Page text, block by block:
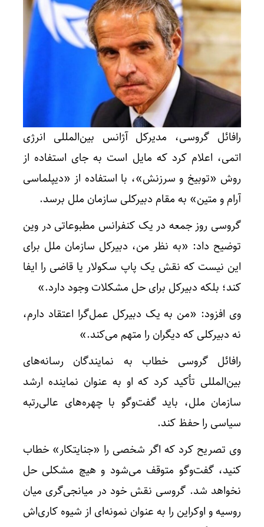
رافائل گروسی، مدیرکل آژانس بین‌المللی انرژی
اتمی، اعلام کرد که مایل است به جای استفاده از
روش «توبیخ و سرزنش»، با استفاده از «دیپلماسی
آرام و متین» به مقام دبیرکلی سازمان ملل برسد.
گروسی روز جمعه در یک کنفرانس مطبوعاتی در وین
توضیح داد: «به نظر من، دبیرکل سازمان ملل برای
این نیست که نقش یک پاپ سکولار یا قاضی را ایفا
کند؛ بلکه دبیرکل برای حل مشکلات وجود دارد.»
وی افزود: «من به یک دبیرکل عمل‌گرا اعتقاد دارم،
نه دبیرکلی که دیگران را متهم می‌کند.»
رافائل گروسی خطاب به نمایندگان رسانه‌های
بین‌المللی تأکید کرد که او به عنوان نماینده ارشد
سازمان ملل، باید گفت‌وگو با چهره‌های عالی‌رتبه
سیاسی را حفظ کند.
وی تصریح کرد که اگر شخصی را «جنایتکار» خطاب
کنید، گفت‌وگو متوقف می‌شود و هیچ مشکلی حل
نخواهد شد. گروسی نقش خود در میانجی‌گری میان
روسیه و اوکراین را به عنوان نمونه‌ای از شیوه کاری‌اش